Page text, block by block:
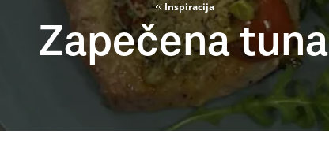
Inspiracija
Zapečena tuna